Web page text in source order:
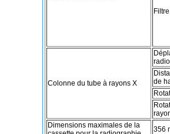
Colonne du tube à rayons X
de
Dimensions maximales de la
356